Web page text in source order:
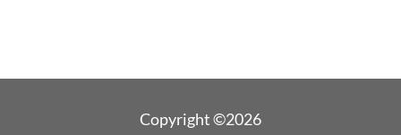
Copyright ©2026